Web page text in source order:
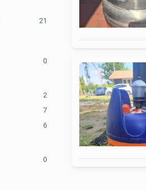
21
0
2
7
6
0